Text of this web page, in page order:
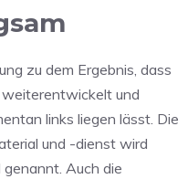
zu dem Ergebnis, dass
weiterentwickelt und
links liegen lässt. Die
und -dienst wird
Auch die